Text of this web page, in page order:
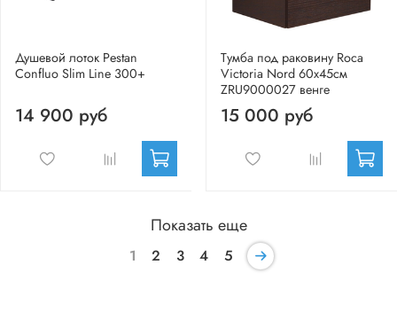
Душевой лоток Pestan
Confluo Slim Line 300+
14 900 руб
Тумба под раковину Roca
Victoria Nord 60х45см
ZRU9000027 венге
15 000 руб
Показать еще
1 2 3 4 5